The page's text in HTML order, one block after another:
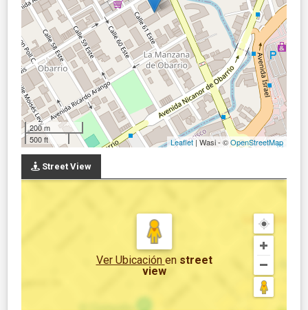
200 m
500 ft
Leaflet| Wasi - ©OpenStreetMap
Street View
Ver Ubicación en street
view